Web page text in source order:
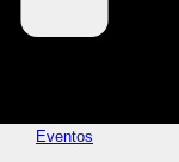
Eventos